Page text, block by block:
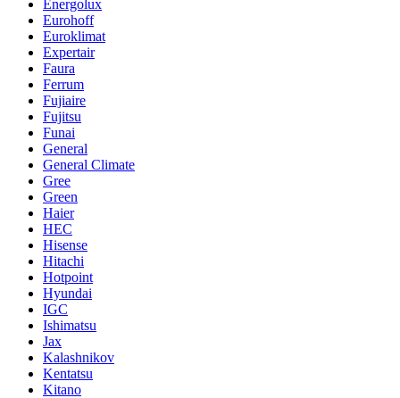
Energolux
Eurohoff
Euroklimat
Expertair
Faura
Ferrum
Fujiaire
Fujitsu
Funai
General
General Climate
Gree
Green
Haier
HEC
Hisense
Hitachi
Hotpoint
Hyundai
IGC
Ishimatsu
Jax
Kalashnikov
Kentatsu
Kitano